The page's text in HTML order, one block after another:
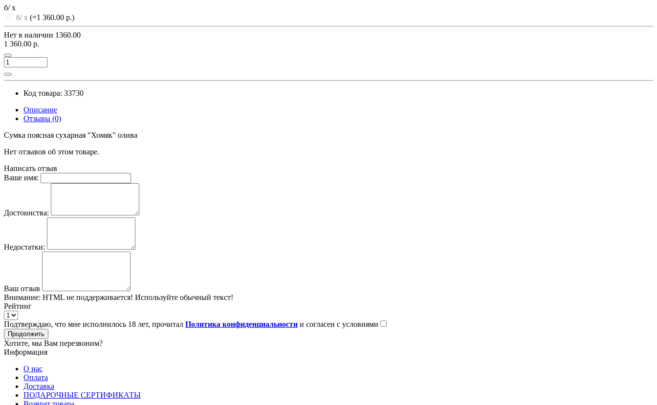
б/ х
б/ х (=1 360.00 р.)
Нет в наличии 1360.00
1 360.00 р.
Код товара: 33730
Описание
Отзывы (0)
Сумка поясная сухарная "Хомяк" олива
Нет отзывов об этом товаре.
Написать отзыв
Ваше имя:
Достоинства:
Недостатки:
Ваш отзыв
Внимание: HTML не поддерживается! Используйте обычный текст!
Рейтинг
Подтверждаю, что мне исполнилось 18 лет, прочитал Политика конфиденциальности и согласен с условиями
Продолжить
Хотите, мы Вам перезвоним?
Информация
О нас
Оплата
Доставка
ПОДАРОЧНЫЕ СЕРТИФИКАТЫ